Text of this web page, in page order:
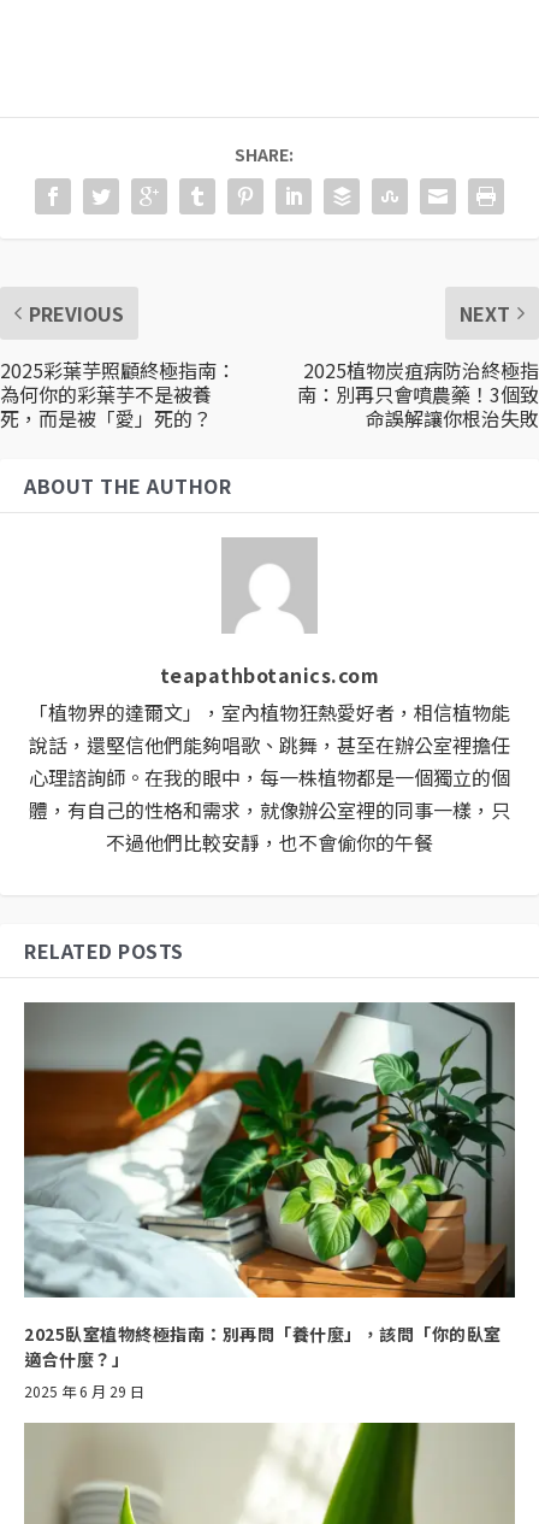
SHARE:
PREVIOUS
2025彩葉芋照顧終極指南：
為何你的彩葉芋不是被養
死，而是被「愛」死的？
NEXT
2025植物炭疽病防治終極指
南：別再只會噴農藥！3個致
命誤解讓你根治失敗
ABOUT THE AUTHOR
teapathbotanics.com
「植物界的達爾文」，室內植物狂熱愛好者，相信植物能
說話，還堅信他們能夠唱歌、跳舞，甚至在辦公室裡擔任
心理諮詢師。在我的眼中，每一株植物都是一個獨立的個
體，有自己的性格和需求，就像辦公室裡的同事一樣，只
不過他們比較安靜，也不會偷你的午餐
RELATED POSTS
2025臥室植物終極指南：別再問「養什麼」，該問「你的臥室
適合什麼？」
2025 年 6 月 29 日